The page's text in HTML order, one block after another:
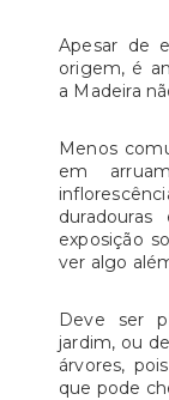
Apesar de
origem, é
a Madeira
Menos
em
exposição
ver algo
Deve ser
jardim, ou
árvores,
que pode